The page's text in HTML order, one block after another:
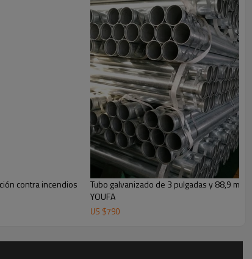
contra incendios
Tubo galvanizado de 3 pulgadas y 88,9
YOUFA
US $790